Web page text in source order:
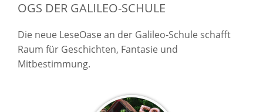
OGS DER GALILEO-SCHULE
Die neue LeseOase an der Galileo-Schule schafft
Raum für Geschichten, Fantasie und
Mitbestimmung.